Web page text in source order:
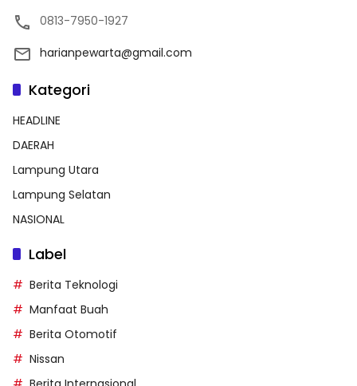
0813-7950-1927
harianpewarta@gmail.com
Kategori
HEADLINE
DAERAH
Lampung Utara
Lampung Selatan
NASIONAL
Label
Berita Teknologi
Manfaat Buah
Berita Otomotif
Nissan